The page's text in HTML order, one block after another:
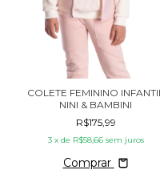
COLETE FEMININO
NINI & BAMBINI
R$175,99
3 x de R$58,66 sem juros
Comprar